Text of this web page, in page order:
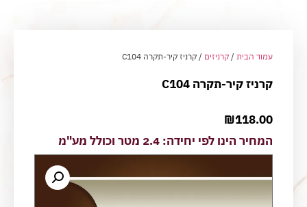
עמוד הבית / קרניזים / קרניז קיר-תקרה C104
קרניז קיר-תקרה C104
₪118.00
המחיר הינו לפי יחידה: 2.4 מטר וכולל מע"מ